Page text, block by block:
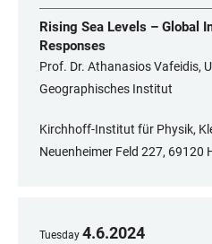
Rising Sea Levels – Global
Responses
Prof. Dr. Athanasios Vafeidis,
Geographisches Institut
Kirchhoff-Institut für Physik,
Neuenheimer Feld 227, 69120
Tuesday 4.6.2024